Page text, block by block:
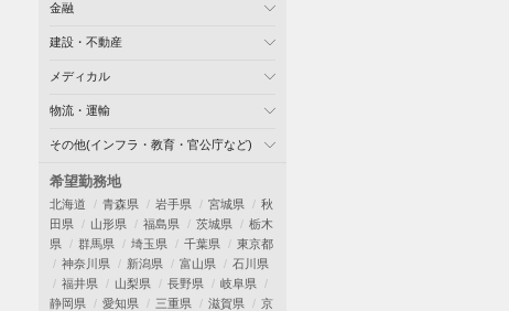
金融
建設・不動産
メディカル
物流・運輸
その他(インフラ・教育・官公庁など)
希望勤務地
北海道 青森県 岩手県 宮城県
秋
田県
山形県 福島県 茨城県
栃木
県
群馬県 埼玉県 千葉県
東京都
神奈川県
新潟県 富山県
石川県
福井県
山梨県 長野県
岐阜県
静岡県
愛知県 三重県 滋賀県
京